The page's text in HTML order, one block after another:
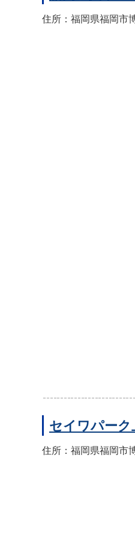
住所：福岡県福岡市
セイワパーク
住所：福岡県福岡市